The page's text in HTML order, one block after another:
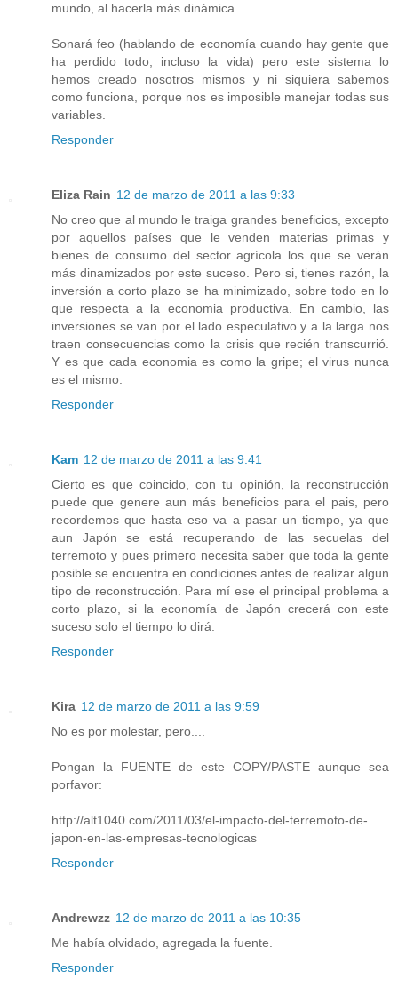
mundo, al hacerla más dinámica.
Sonará feo (hablando de economía cuando hay gente que
ha perdido todo, incluso la vida) pero este sistema lo
hemos creado nosotros mismos y ni siquiera sabemos
como funciona, porque nos es imposible manejar todas sus
variables.
Responder
Eliza Rain 12 de marzo de 2011 a las 9:33
No creo que al mundo le traiga grandes beneficios, excepto
por aquellos países que le venden materias primas y
bienes de consumo del sector agrícola los que se verán
más dinamizados por este suceso. Pero si, tienes razón, la
inversión a corto plazo se ha minimizado, sobre todo en lo
que respecta a la economia productiva. En cambio, las
inversiones se van por el lado especulativo y a la larga nos
traen consecuencias como la crisis que recién transcurrió.
Y es que cada economia es como la gripe; el virus nunca
es el mismo.
Responder
Kam 12 de marzo de 2011 a las 9:41
Cierto es que coincido, con tu opinión, la reconstrucción
puede que genere aun más beneficios para el pais, pero
recordemos que hasta eso va a pasar un tiempo, ya que
aun Japón se está recuperando de las secuelas del
terremoto y pues primero necesita saber que toda la gente
posible se encuentra en condiciones antes de realizar algun
tipo de reconstrucción. Para mí ese el principal problema a
corto plazo, si la economía de Japón crecerá con este
suceso solo el tiempo lo dirá.
Responder
Kira 12 de marzo de 2011 a las 9:59
No es por molestar, pero....
Pongan la FUENTE de este COPY/PASTE aunque sea
porfavor:
http://alt1040.com/2011/03/el-impacto-del-terremoto-de-
japon-en-las-empresas-tecnologicas
Responder
Andrewzz 12 de marzo de 2011 a las 10:35
Me había olvidado, agregada la fuente.
Responder